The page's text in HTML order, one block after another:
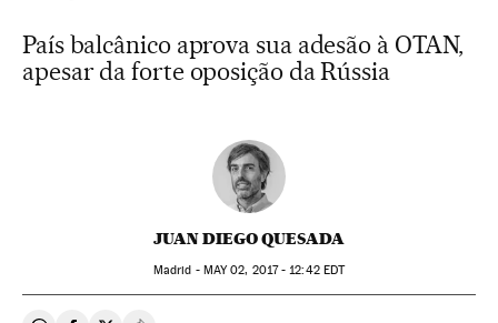
País balcânico aprova sua adesão à OTAN,
apesar da forte oposição da Rússia
JUAN DIEGO QUESADA
Madrid - MAY02, 2017 - 12:42EDT